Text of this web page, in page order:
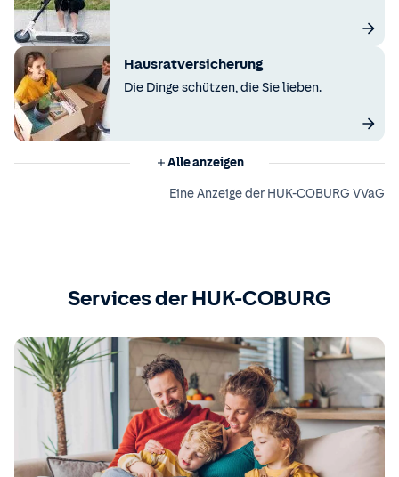
Hausratversicherung
Die Dinge schützen, die Sie lieben.
Alle anzeigen
Eine Anzeige der HUK-COBURG VVaG
Services der HUK-COBURG